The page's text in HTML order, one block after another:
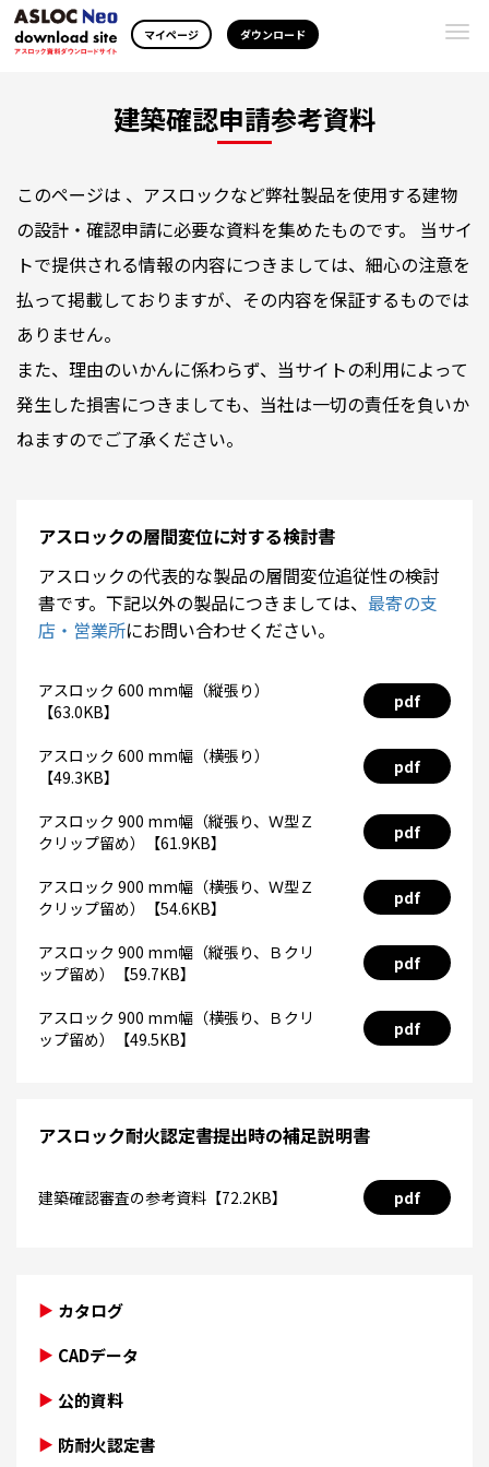
マイページ ダウンロード
建築確認申請参考資料
このページは 、アスロックなど弊社製品を使用する建物
の設計・確認申請に必要な資料を集めたものです。 当サイ
トで提供される情報の内容につきましては、細心の注意を
払って掲載しておりますが、その内容を保証するものでは
ありません。
また、理由のいかんに係わらず、当サイトの利用によって
発生した損害につきましても、当社は一切の責任を負いか
ねますのでご了承ください。
アスロックの層間変位に対する検討書
アスロックの代表的な製品の層間変位追従性の検討
書です。下記以外の製品につきましては、 最寄の支
店・営業所にお問い合わせください。
アスロック 600 mm幅（縦張り）
【63.0KB】
pdf
アスロック 600 mm幅（横張り）
【49.3KB】
pdf
アスロック 900 mm幅（縦張り、Ｗ型Ｚ
クリップ留め）【61.9KB】
pdf
アスロック 900 mm幅（横張り、Ｗ型Ｚ
クリップ留め）【54.6KB】
pdf
アスロック 900 mm幅（縦張り、Ｂクリ
ップ留め）【59.7KB】
pdf
アスロック 900 mm幅（横張り、Ｂクリ
ップ留め）【49.5KB】
pdf
アスロック耐火認定書提出時の補足説明書
建築確認審査の参考資料【72.2KB】 pdf
カタログ
CADデータ
公的資料
防耐火認定書